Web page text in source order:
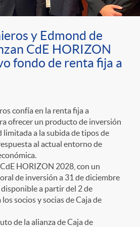
y Edmond de
CdE HORIZON
fondo de renta fija a
confía en la renta fija a
ofrecer un producto de inversión
limitada a la subida de tipos de
al actual entorno de
HORIZON 2028, con un
de inversión a 31 de diciembre
a partir del 2 de
socios y socias de Caja de
de la alianza de Caja de